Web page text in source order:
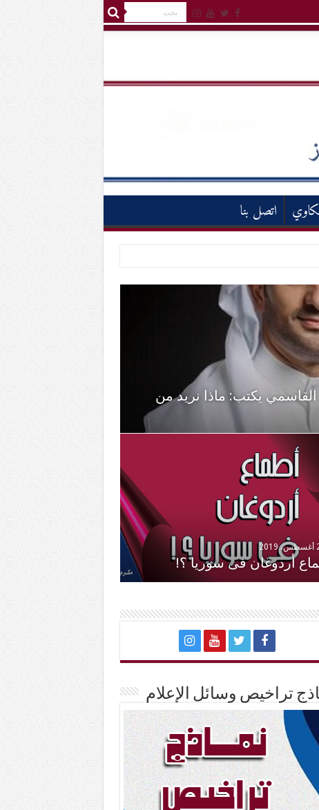
اتصل بنا
يكتب: ماذا نريد من
أردوغان فى سوريا ؟!
تراخيص وسائل الإعلام